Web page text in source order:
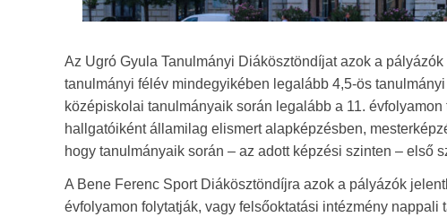
Az Ugró Gyula Tanulmányi Diákösztöndíjat azok a
tanulmányi félév mindegyikében legalább 4,5-ös
középiskolai tanulmányaik során legalább a 11.
hallgatóiként államilag elismert alapképzésben,
hogy tanulmányaik során – az adott képzési szinten – első
A Bene Ferenc Sport Diákösztöndíjra azok a pályázók
évfolyamon folytatják, vagy felsőoktatási intézmény